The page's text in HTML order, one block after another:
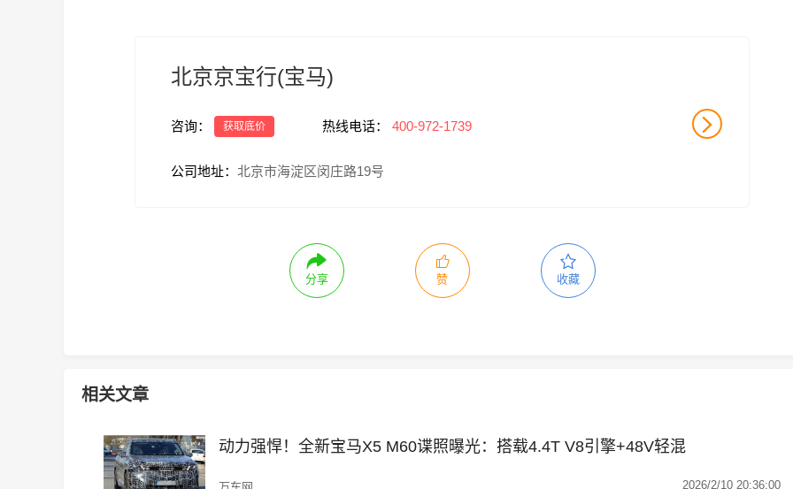
北京京宝行(宝马)
咨询： 获取底价 热线电话： 400-972-1739
公司地址： 北京市海淀区闵庄路19号
分享 赞 收藏
相关文章
动力强悍！全新宝马X5 M60谍照曝光：搭载4.4T V8引擎+48V轻混
2026/2/10 20:36:00